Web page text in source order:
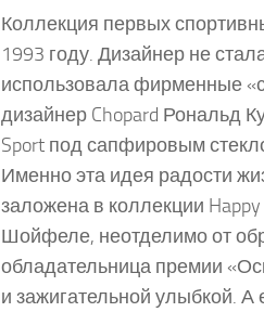
Коллекция первых
1993 году. Дизайнер не
использовала фирменные
дизайнер Chopard Рональд
Sport под сапфировым
Именно эта идея радости
заложена в коллекции
Шойфеле, неотделимо от
обладательница премии
и зажигательной улыбкой.